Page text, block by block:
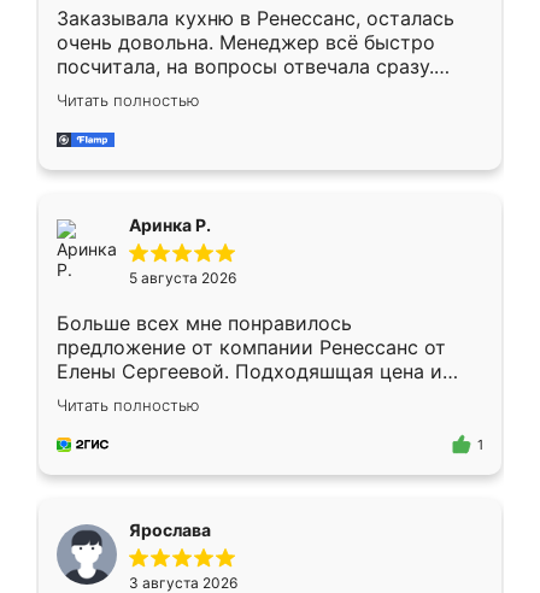
Заказывала кухню в Ренессанс, осталась
очень довольна. Менеджер всё быстро
посчитала, на вопросы отвечала сразу.
Замерщик приехал в субботу, подошёл к
делу со всей ответственностью. Собрали
за день, ребята работали аккуратно, даже
Читать полностью
Аринка Р.
5 августа 2026
Больше всех мне понравилось
предложение от компании Ренессанс от
Елены Сергеевой. Подходяшщая цена и
короткие сроки изготовления. Приехавший
для замера сотрудник Владислав
предложил по моему эскизу самый
Читать полностью
1
Ярослава
3 августа 2026